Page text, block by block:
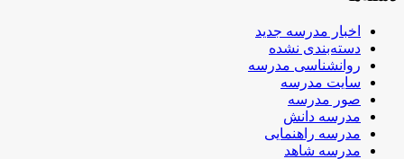
اخبار مدرسه جدید
دسته‌بندی نشده
روانشناسی مدرسه
سایت مدرسه
صور مدرسه
مدرسه دانش
مدرسه راهنمایی
مدرسه شاهد